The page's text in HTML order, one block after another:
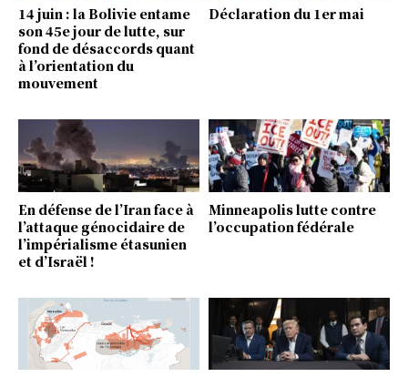
14 juin : la Bolivie entame
son 45e jour de lutte, sur
fond de désaccords quant
à l’orientation du
mouvement
Déclaration du 1er mai
En défense de l’Iran face à
l’attaque génocidaire de
l’impérialisme étasunien
et d’Israël !
Minneapolis lutte contre
l’occupation fédérale